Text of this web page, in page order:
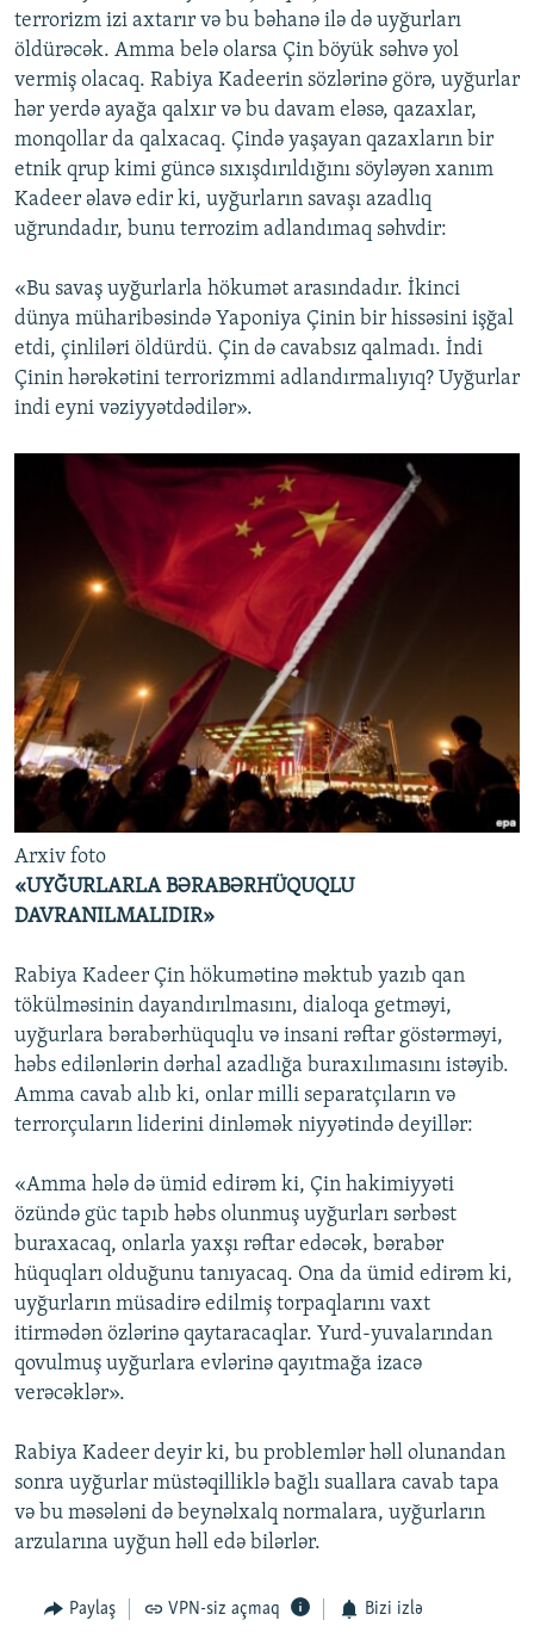
terrorizm izi axtarır və bu bəhanə ilə də uyğurları
öldürəcək. Amma belə olarsa Çin böyük səhvə yol
vermiş olacaq. Rabiya Kadeerin sözlərinə görə, uyğurlar
hər yerdə ayağa qalxır və bu davam eləsə, qazaxlar,
monqollar da qalxacaq. Çində yaşayan qazaxların bir
etnik qrup kimi güncə sıxışdırıldığını söyləyən xanım
Kadeer əlavə edir ki, uyğurların savaşı azadlıq
uğrundadır, bunu terrozim adlandımaq səhvdir:
«Bu savaş uyğurlarla hökumət arasındadır. İkinci
dünya müharibəsində Yaponiya Çinin bir hissəsini işğal
etdi, çinliləri öldürdü. Çin də cavabsız qalmadı. İndi
Çinin hərəkətini terrorizmmi adlandırmalıyıq? Uyğurlar
indi eyni vəziyyətdədilər».
Arxiv foto
«UYĞURLARLA BƏRABƏRHÜQUQLU
DAVRANILMALIDIR»
Rabiya Kadeer Çin hökumətinə məktub yazıb qan
tökülməsinin dayandırılmasını, dialoqa getməyi,
uyğurlara bərabərhüquqlu və insani rəftar göstərməyi,
həbs edilənlərin dərhal azadlığa buraxılımasını istəyib.
Amma cavab alıb ki, onlar milli separatçıların və
terrorçuların liderini dinləmək niyyətində deyillər:
«Amma hələ də ümid edirəm ki, Çin hakimiyyəti
özündə güc tapıb həbs olunmuş uyğurları sərbəst
buraxacaq, onlarla yaxşı rəftar edəcək, bərabər
hüquqları olduğunu tanıyacaq. Ona da ümid edirəm ki,
uyğurların müsadirə edilmiş torpaqlarını vaxt
itirmədən özlərinə qaytaracaqlar. Yurd-yuvalarından
qovulmuş uyğurlara evlərinə qayıtmağa izacə
verəcəklər».
Rabiya Kadeer deyir ki, bu problemlər həll olunandan
sonra uyğurlar müstəqilliklə bağlı suallara cavab tapa
və bu məsələni də beynəlxalq normalara, uyğurların
arzularına uyğun həll edə bilərlər.
Paylaş VPN-siz açmaq Bizi izlə